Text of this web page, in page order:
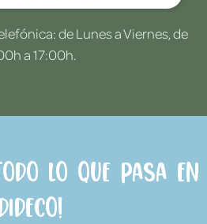
de Lunes a Viernes, de
a 17:00h.
lo que pasa en